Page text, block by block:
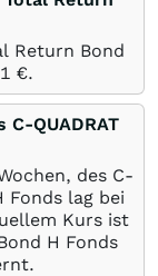
Return Bond
€.
QUADRAT
des C-
Fonds lag bei
Kurs ist
H Fonds